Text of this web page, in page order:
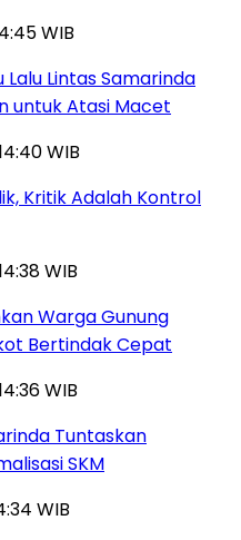
WIB
Lintas Samarinda
untuk Atasi Macet
WIB
Kritik Adalah Kontrol
WIB
Warga Gunung
Bertindak Cepat
WIB
Tuntaskan
SKM
WIB